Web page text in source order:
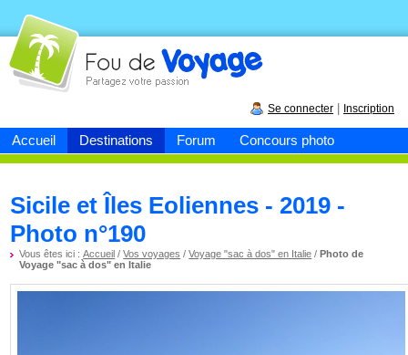
Accueil Destinations Forum Concours photo
Fou devoyage
Se connecter Inscription
Sicile et Îles Eoliennes - 2019 -
Photo n°190
Vous êtes ici :Accueil /Vos voyages /Voyage "sac à dos" en Italie /Photo de
Voyage "sac à dos" en Italie